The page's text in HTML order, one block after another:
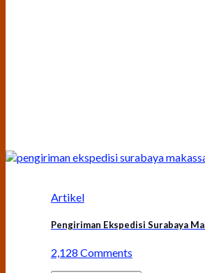
Artikel
Pengiriman Ekspedisi Surabaya
2,128 Comments